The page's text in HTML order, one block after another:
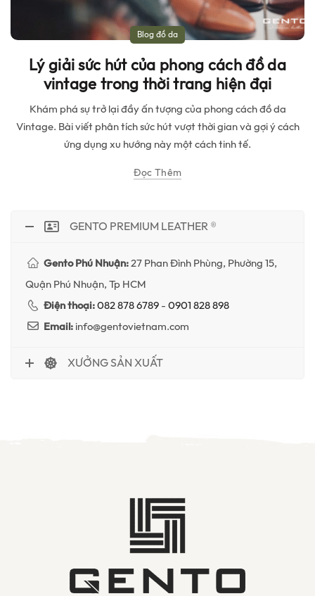
Blog đồ da
Lý giải sức hút của phong cách đồ da
vintage trong thời trang hiện đại
Khám phá sự trở lại đầy ấn tượng của phong cách đồ da
Vintage. Bài viết phân tích sức hút vượt thời gian và gợi ý cách
ứng dụng xu hướng này một cách tinh tế.
Đọc Thêm
GENTO PREMIUM LEATHER ®
Gento Phú Nhuận:27 Phan Đình Phùng, Phường 15,
Quận Phú Nhuận, Tp HCM
Điện thoại:082 878 6789-0901 828 898
Email:info@gentovietnam.com
XƯỞNG SẢN XUẤT